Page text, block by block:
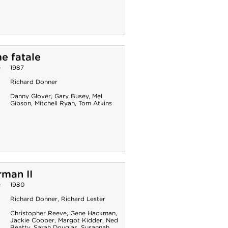
fatale
1987
Richard Donner
Danny Glover, Gary Busey, Mel
Gibson, Mitchell Ryan, Tom Atkins
II
1980
Richard Donner, Richard Lester
Christopher Reeve, Gene Hackman,
Jackie Cooper, Margot Kidder, Ned